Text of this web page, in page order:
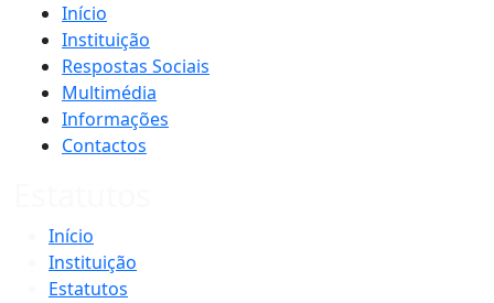
Início
Instituição
Respostas Sociais
Multimédia
Informações
Contactos
Início
Instituição
Estatutos